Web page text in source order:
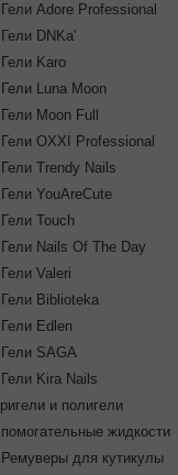
Гели Adore Professional
Гели DNKa'
Гели Karo
Гели Luna Moon
Гели Moon Full
Гели OXXI Professional
Гели Trendy Nails
Гели YouAreCute
Гели Touch
Гели Nails Of The Day
Гели Valeri
Гели Biblioteka
Гели Edlen
Гели SAGA
Гели Kira Nails
и полигели
жидкости
Ремуверы для кутикулы